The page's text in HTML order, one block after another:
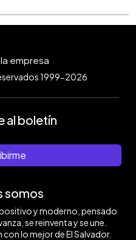
1999-2026
al boletín
somos
y moderno, pensado
se reinventa y se une.
lo mejor de El Salvador.